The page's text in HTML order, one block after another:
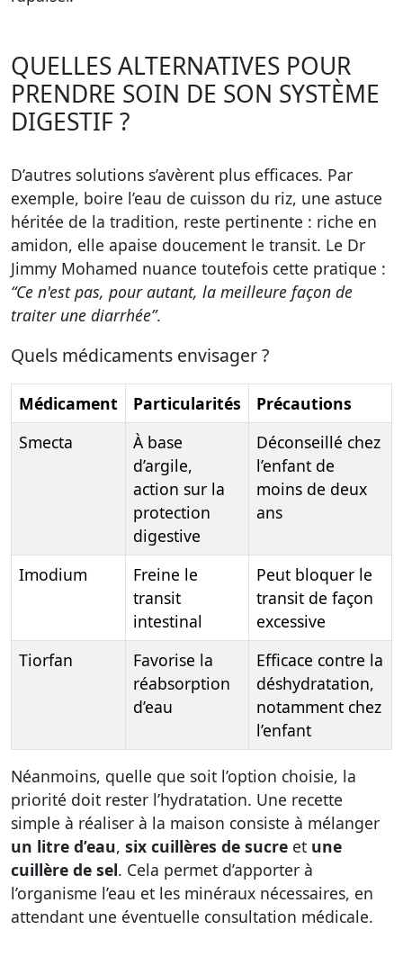
QUELLES ALTERNATIVES POUR
PRENDRE SOIN DE SON SYSTÈME
DIGESTIF ?
D’autres solutions s’avèrent plus efficaces. Par
exemple, boire l’eau de cuisson du riz, une astuce
héritée de la tradition, reste pertinente : riche en
amidon, elle apaise doucement le transit. Le Dr
Jimmy Mohamed nuance toutefois cette pratique :
“Ce n'est pas, pour autant, la meilleure façon de
traiter une diarrhée”.
Quels médicaments envisager ?
Médicament Particularités
Précautions
Smecta
À base
d’argile,
action sur la
protection
digestive
Déconseillé chez
l’enfant de
moins de deux
ans
Imodium
Freine le
transit
intestinal
Peut bloquer le
transit de façon
excessive
Tiorfan
Favorise la
réabsorption
d’eau
Efficace contre la
déshydratation,
notamment chez
l’enfant
Néanmoins, quelle que soit l’option choisie, la
priorité doit rester l’hydratation. Une recette
simple à réaliser à la maison consiste à mélanger
un litre d’eau, six cuillères de sucre et une
cuillère de sel. Cela permet d’apporter à
l’organisme l’eau et les minéraux nécessaires, en
attendant une éventuelle consultation médicale.